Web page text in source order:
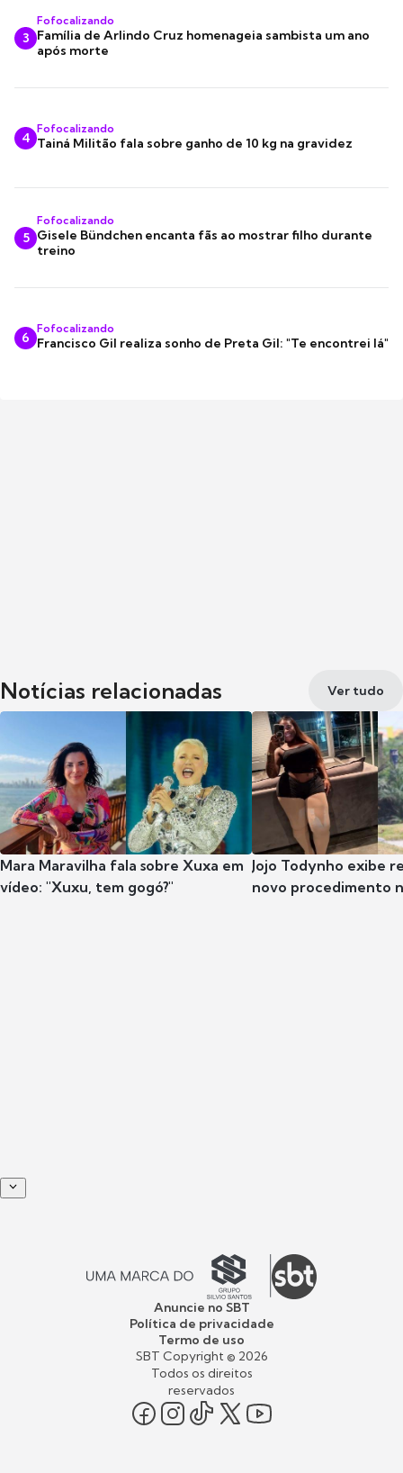
3
Fofocalizando
Família de Arlindo Cruz homenageia sambista um ano
após morte
4
Fofocalizando
Tainá Militão fala sobre ganho de 10 kg na gravidez
5
Fofocalizando
Gisele Bündchen encanta fãs ao mostrar filho durante
treino
6
Fofocalizando
Francisco Gil realiza sonho de Preta Gil: "Te encontrei lá"
Notícias relacionadas Ver tudo
Mara Maravilha fala sobre Xuxa em
vídeo: "Xuxu, tem gogó?"
Jojo Todynho exibe
novo procedimento
Anuncie no SBT
Política de privacidade
Termo de uso
SBT Copyright © 2026
Todos os direitos
reservados